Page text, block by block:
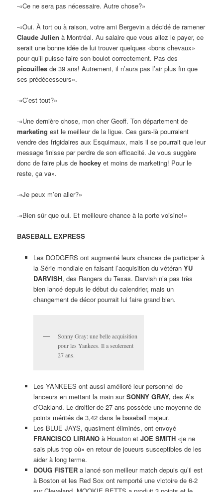
-«Ce ne sera pas nécessaire. Autre chose?»
-«Oui. À tort ou à raison, votre ami Bergevin a décidé de ramener
Claude Julien à Montréal. Au salaire que vous allez le payer, ce
serait une bonne idée de lui trouver quelques «bons chevaux»
pour qu’il puisse faire son boulot correctement. Pas des
picouilles de 39 ans! Autrement, il n’aura pas l’air plus fin que
ses prédécesseurs».
-«C’est tout?»
-«Une dernière chose, mon cher Geoff. Ton département de
marketing est le meilleur de la ligue. Ces gars-là pourraient
vendre des frigidaires aux Esquimaux, mais il se pourrait que leur
message finisse par perdre de son efficacité. Je vous suggère
donc de faire plus dehockey et moins de marketing! Pour le
reste, ça va».
-«Je peux m’en aller?»
-«Bien sûr que oui. Et meilleure chance à la porte voisine!»
BASEBALL EXPRESS
Les DODGERS ont augmenté leurs chances de participer à
la Série mondiale en faisant l’acquisition du vétéran YU
DARVISH, des Rangers du Texas. Darvish n’a pas très
bien lancé depuis le début du calendrier, mais un
changement de décor pourrait lui faire grand bien.
Sonny Gray: une belle acquisition
pour les Yankees. Il a seulement
27 ans.
Les YANKEES ont aussi amélioré leur personnel de
lanceurs en mettant la main surSONNY GRAY, des A’s
d’Oakland. Le droitier de 27 ans possède une moyenne de
points mérités de 3,42 dans le baseball majeur.
Les BLUE JAYS, quasiment éliminés, ont envoyé
FRANCISCO LIRIANOà Houston et JOE SMITH«je ne
sais plus trop où» en retour de joueurs susceptibles de les
aider à long terme.
DOUG FISTERa lancé son meilleur match depuis qu’il est
à Boston et les Red Sox ont remporté une victoire de 6-2